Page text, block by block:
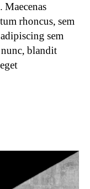
Maecenas
rhoncus, sem
sem
nunc, blandit